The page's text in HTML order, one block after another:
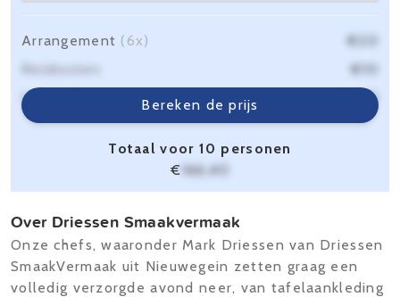
Bereken de prijs
Arrangement (6x)
€20
Reiskosten
€10
Servicekosten
€6,40
Totaal voor 10 personen
€ 166,40
Over Driessen Smaakvermaak
Onze chefs, waaronder Mark Driessen van Driessen
SmaakVermaak uit Nieuwegein zetten graag een
volledig verzorgde avond neer, van tafelaankleding